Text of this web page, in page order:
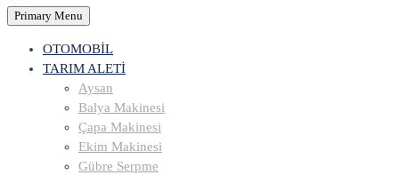
Primary Menu
OTOMOBİL
TARIM ALETİ
Aysan
Balya Makinesi
Çapa Makinesi
Ekim Makinesi
Gübre Serpme